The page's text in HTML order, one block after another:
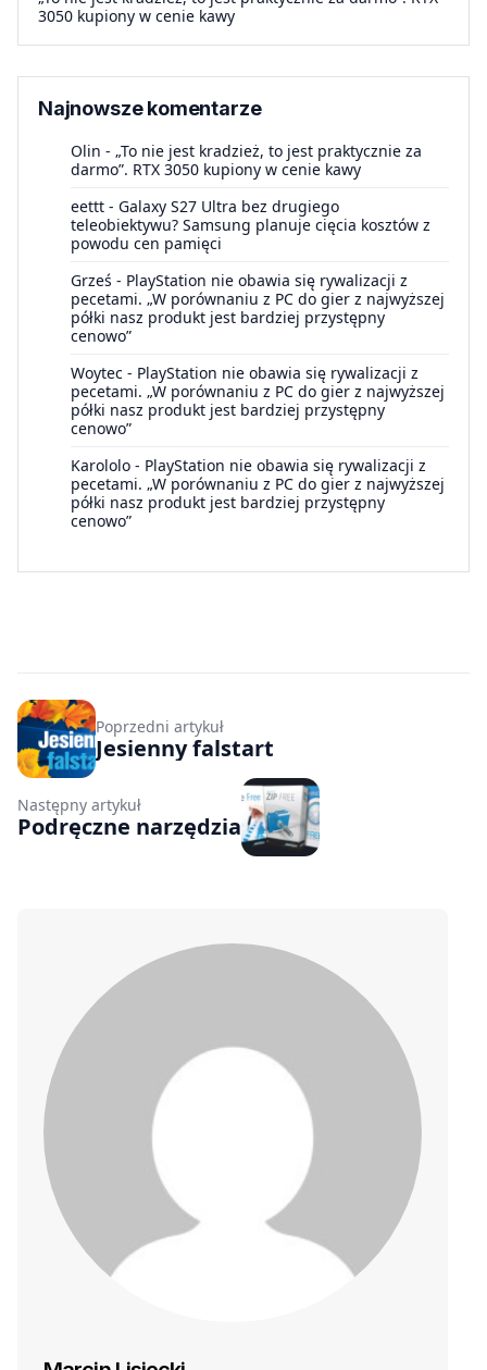
3050 kupiony w cenie kawy
Najnowsze komentarze
Olin - „To nie jest kradzież, to jest praktycznie za
darmo”. RTX 3050 kupiony w cenie kawy
eettt - Galaxy S27 Ultra bez drugiego
teleobiektywu? Samsung planuje cięcia kosztów z
powodu cen pamięci
Grześ - PlayStation nie obawia się rywalizacji z
pecetami. „W porównaniu z PC do gier z najwyższej
półki nasz produkt jest bardziej przystępny
cenowo”
Woytec - PlayStation nie obawia się rywalizacji z
pecetami. „W porównaniu z PC do gier z najwyższej
półki nasz produkt jest bardziej przystępny
cenowo”
Karololo - PlayStation nie obawia się rywalizacji z
pecetami. „W porównaniu z PC do gier z najwyższej
półki nasz produkt jest bardziej przystępny
cenowo”
Poprzedni artykuł
Jesienny falstart
Następny artykuł
Podręczne narzędzia